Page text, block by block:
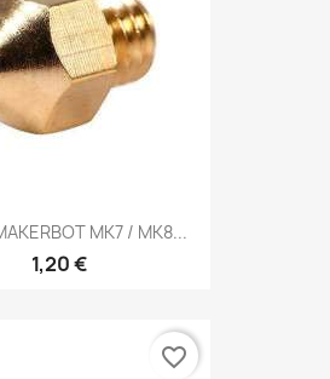
MK7 / MK8...
1,20 €
favorite_border